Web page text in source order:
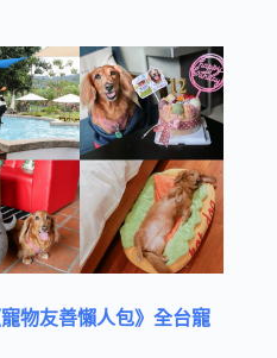
物友善懶人包》全台寵